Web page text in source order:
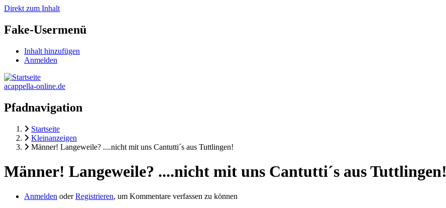
Direkt zum Inhalt
Fake-Usermenü
Inhalt hinzufügen
Anmelden
acappella-online.de
Pfadnavigation
Startseite
Kleinanzeigen
Männer! Langeweile? ....nicht mit uns Cantutti´s aus Tuttlingen!
Männer! Langeweile? ....nicht mit uns Cantutti´s aus Tuttlingen!
Anmelden oderRegistrieren, um Kommentare verfassen zu können